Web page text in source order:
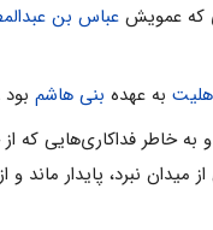
که عمویش عباس بن
به عهده بنی هاشم
خاطر فداکاری‌هایی که
نبرد، پایدار ماند و